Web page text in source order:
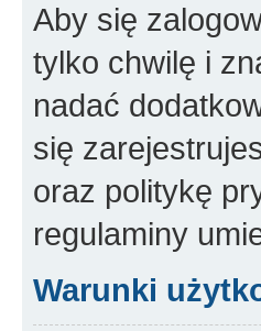
Aby się
tylko chwilę i
nadać
się
oraz politykę
regulaminy
Warunki